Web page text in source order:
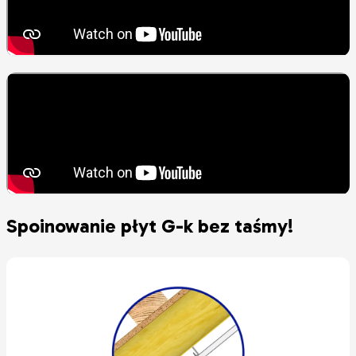
Spoinowanie płyt G-k bez taśmy!